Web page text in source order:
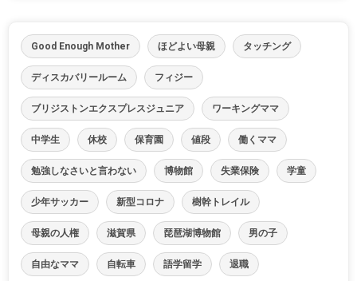
Good Enough Mother ほどよい母親 タッチング
ディスカバリールーム フィジー
ブリジストンエクスプレスジュニア ワーキングママ
中学生 休校 保育園 値段 働くママ
勉強しなさいと言わない 博物館 失業保険 学童
少年サッカー 新型コロナ 樹幹トレイル
母親の人権 滋賀県 琵琶湖博物館 男の子
自由なママ 自転車 語学留学 退職